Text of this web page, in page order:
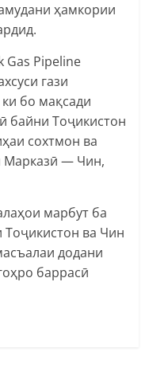
ҳамкории
Gas Pipeline
гази
бо мақсади
байни Тоҷикистон
сохтмон ва
Марказӣ — Чин,
марбут ба
ва Чин
додани
баррасӣ